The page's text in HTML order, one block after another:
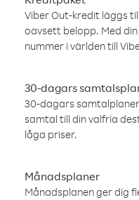
Viber Out-kredit läggs
oavsett belopp. Med
nummer i världen till
30-dagars
30-dagars
samtal till din valfria
låga priser.
Månadsplaner
Månadsplanen ger dig